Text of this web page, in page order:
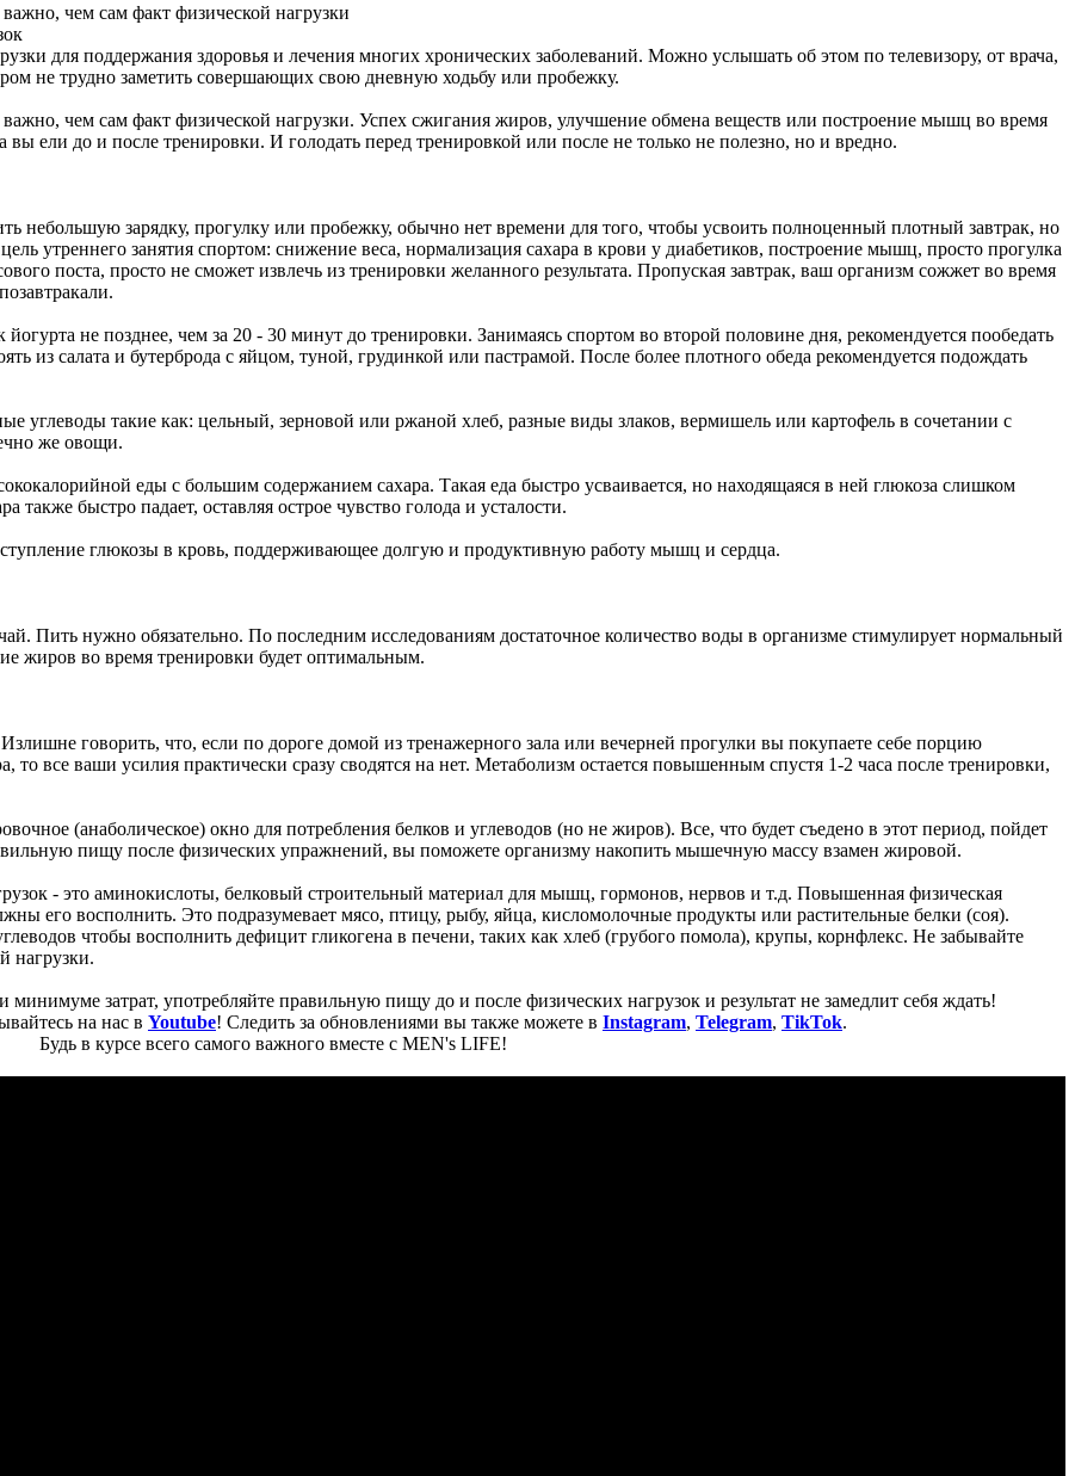
чем сам факт физической нагрузки
для поддержания здоровья и лечения многих хронических заболеваний. Можно услышать об этом по телевизору, от врача,
не трудно заметить совершающих свою дневную ходьбу или пробежку.
чем сам факт физической нагрузки. Успех сжигания жиров, улучшение обмена веществ или построение мышц во время
ели до и после тренировки. И голодать перед тренировкой или после не только не полезно, но и вредно.
небольшую зарядку, прогулку или пробежку, обычно нет времени для того, чтобы усвоить полноценный плотный завтрак, но
утреннего занятия спортом: снижение веса, нормализация сахара в крови у диабетиков, построение мышц, просто прогулка
поста, просто не сможет извлечь из тренировки желанного результата. Пропуская завтрак, ваш организм сожжет во время
не позднее, чем за 20 - 30 минут до тренировки. Занимаясь спортом во второй половине дня, рекомендуется пообедать
из салата и бутерброда с яйцом, туной, грудинкой или пастрамой. После более плотного обеда рекомендуется подождать
углеводы такие как: цельный, зерновой или ржаной хлеб, разные виды злаков, вермишель или картофель в сочетании с
же овощи.
еды с большим содержанием сахара. Такая еда быстро усваивается, но находящаяся в ней глюкоза слишком
быстро падает, оставляя острое чувство голода и усталости.
глюкозы в кровь, поддерживающее долгую и продуктивную работу мышц и сердца.
Пить нужно обязательно. По последним исследованиям достаточное количество воды в организме стимулирует нормальный
жиров во время тренировки будет оптимальным.
говорить, что, если по дороге домой из тренажерного зала или вечерней прогулки вы покупаете себе порцию
все ваши усилия практически сразу сводятся на нет. Метаболизм остается повышенным спустя 1-2 часа после тренировки,
(анаболическое) окно для потребления белков и углеводов (но не жиров). Все, что будет съедено в этот период, пойдет
пищу после физических упражнений, вы поможете организму накопить мышечную массу взамен жировой.
- это аминокислоты, белковый строительный материал для мышц, гормонов, нервов и т.д. Повышенная физическая
его восполнить. Это подразумевает мясо, птицу, рыбу, яйца, кисломолочные продукты или растительные белки (соя).
чтобы восполнить дефицит гликогена в печени, таких как хлеб (грубого помола), крупы, корнфлекс. Не забывайте
нагрузки.
затрат, употребляйте правильную пищу до и после физических нагрузок и результат не замедлит себя ждать!
на нас в Youtube! Следить за обновлениями вы также можете в Instagram, Telegram, TikTok.
Будь в курсе всего самого важного вместе с MEN's LIFE!